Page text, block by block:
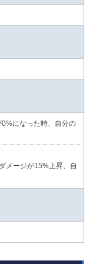
になった時、自分の
メージが15%上昇、自